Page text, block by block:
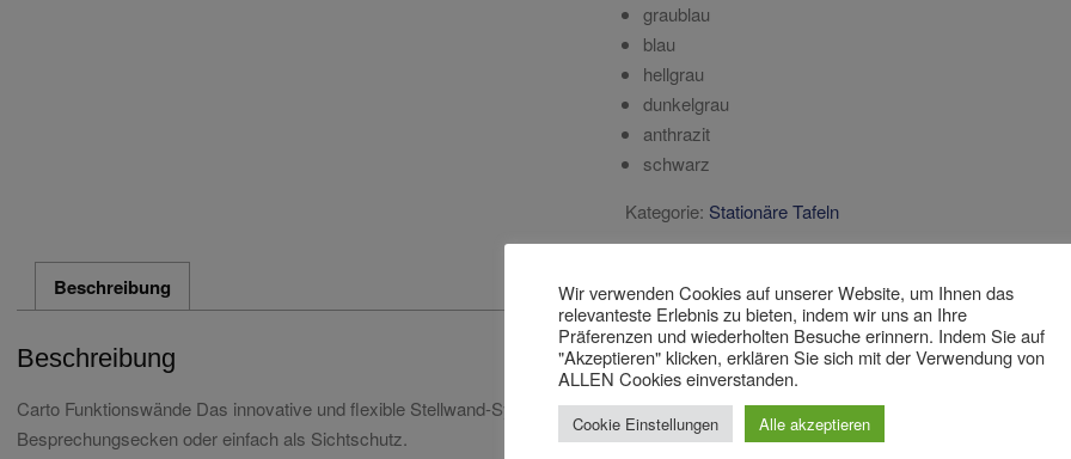
graublau
blau
hellgrau
dunkelgrau
anthrazit
schwarz
Kategorie: Stationäre Tafeln
Beschreibung
Beschreibung
Carto Funktionswände Das innovative und flexible Stellwand-System. Ideal für Ausstellungen/Präsentationen, Raumteiler,
Besprechungsecken oder einfach als Sichtschutz.
Wir verwenden Cookies auf unserer Website, um Ihnen das
relevanteste Erlebnis zu bieten, indem wir uns an Ihre
Präferenzen und wiederholten Besuche erinnern. Indem Sie auf
"Akzeptieren" klicken, erklären Sie sich mit der Verwendung von
ALLEN Cookies einverstanden.
Cookie Einstellungen Alle akzeptieren